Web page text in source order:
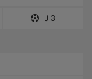
Ｊ3